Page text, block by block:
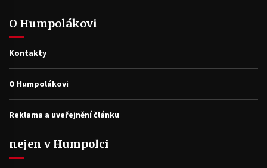
O Humpolákovi
Kontakty
O Humpolákovi
Reklama a uveřejnění článku
nejen v Humpolci